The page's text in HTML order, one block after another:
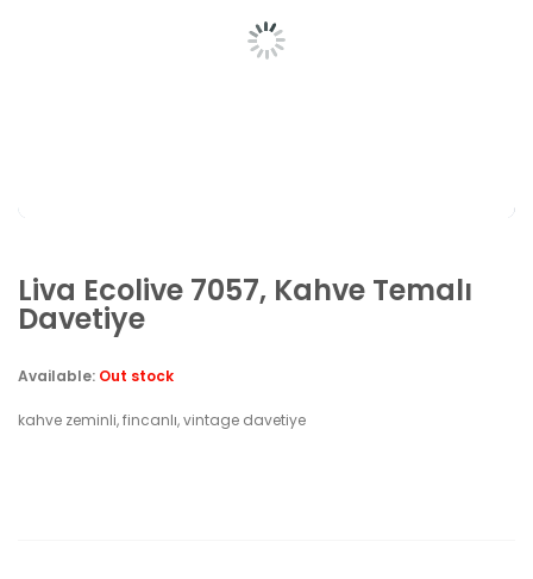
Liva Ecolive 7057, Kahve Temalı
Davetiye
Available: Out stock
kahve zeminli, fincanlı, vintage davetiye